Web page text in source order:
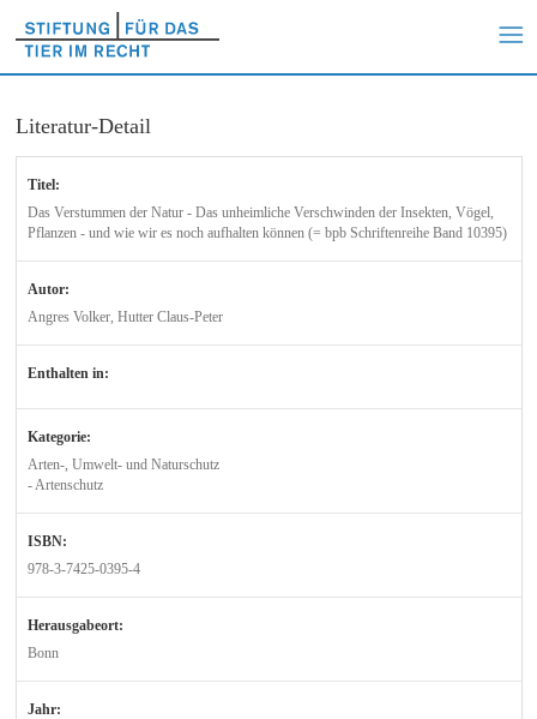
Literatur-Detail
Titel:
Das Verstummen der Natur - Das unheimliche Verschwinden der Insekten, Vögel,
Pflanzen - und wie wir es noch aufhalten können (= bpb Schriftenreihe Band 10395)
Autor:
Angres Volker, Hutter Claus-Peter
Enthalten in:
Kategorie:
Arten-, Umwelt- und Naturschutz
- Artenschutz
ISBN:
978-3-7425-0395-4
Herausgabeort:
Bonn
Jahr: